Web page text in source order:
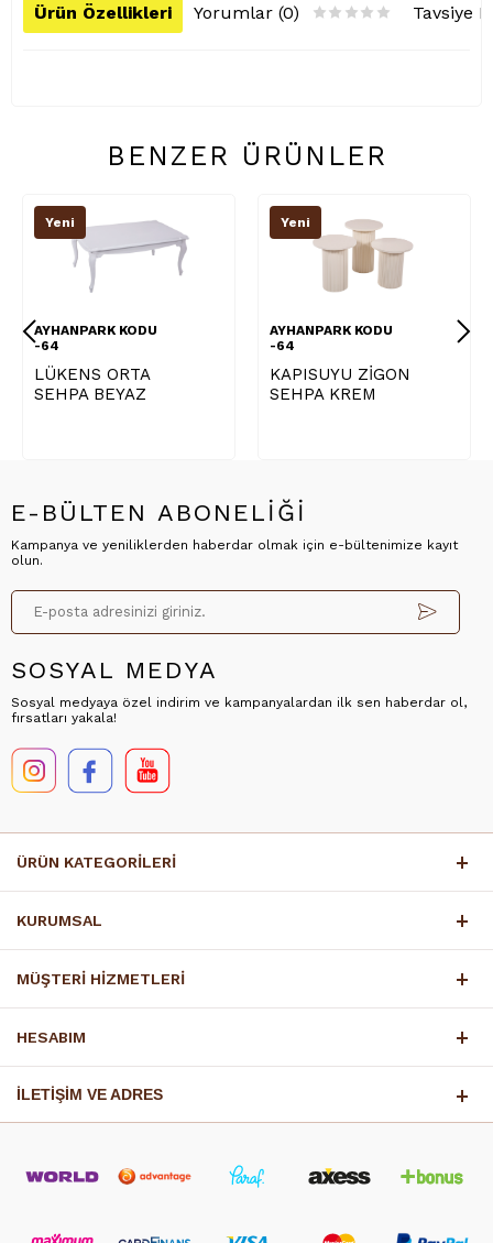
Ürün Özellikleri Yorumlar (0) Tavsiye
BENZER ÜRÜNLER
Yeni
AYHANPARK KODU
-64
LÜKENS ORTA
SEHPA BEYAZ
Yeni
AYHANPARK KODU
-64
KAPISUYU ZİGON
SEHPA KREM
E-BÜLTEN ABONELİĞİ
Kampanya ve yeniliklerden haberdar olmak için e-bültenimize kayıt
olun.
SOSYAL MEDYA
Sosyal medyaya özel indirim ve kampanyalardan ilk sen haberdar ol,
fırsatları yakala!
ÜRÜN KATEGORİLERİ
KURUMSAL
MÜŞTERİ HİZMETLERİ
HESABIM
İLETİŞİM VE ADRES